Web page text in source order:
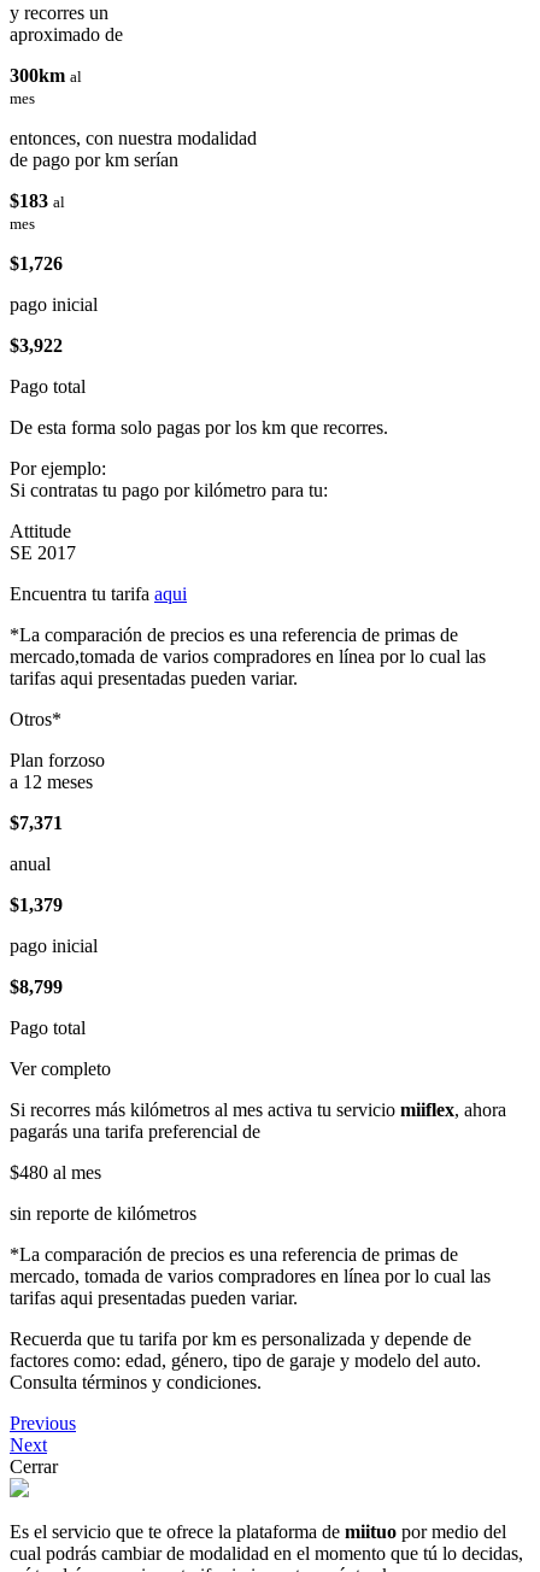
y recorres un
aproximado de
300km al
mes
entonces, con nuestra modalidad
de pago por km serían
$183 al
mes
$1,726
pago inicial
$3,922
Pago total
De esta forma solo pagas por los km que recorres.
Por ejemplo:
Si contratas tu pago por kilómetro para tu:
Attitude
SE 2017
Encuentra tu tarifa aqui
*La comparación de precios es una referencia de primas de
mercado,tomada de varios compradores en línea por lo cual las
tarifas aqui presentadas pueden variar.
Otros*
Plan forzoso
a 12 meses
$7,371
anual
$1,379
pago inicial
$8,799
Pago total
Ver completo
Si recorres más kilómetros al mes activa tu servicio miiflex, ahora
pagarás una tarifa preferencial de
$480 al mes
sin reporte de kilómetros
*La comparación de precios es una referencia de primas de
mercado, tomada de varios compradores en línea por lo cual las
tarifas aqui presentadas pueden variar.
Recuerda que tu tarifa por km es personalizada y depende de
factores como: edad, género, tipo de garaje y modelo del auto.
Consulta términos y condiciones.
Previous
Next
Cerrar
Es el servicio que te ofrece la plataforma de miituo por medio del
cual podrás cambiar de modalidad en el momento que tú lo decidas,